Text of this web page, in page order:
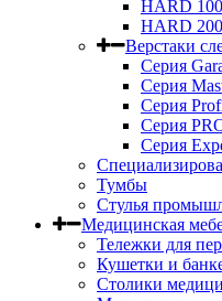
HARD
HARD
Верстаки
Серия
Серия
Серия
Серия
Серия
Тумбы
Стулья
Медицинская
Тележки для
Кушетки и
Столики